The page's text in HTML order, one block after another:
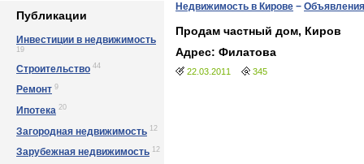
Публикации
Инвестиции в недвижимость
19
Строительство 44
Ремонт 9
Ипотека 20
Загородная недвижимость 12
Зарубежная недвижимость 12
Недвижимость в Кирове − Объявления
Продам частный дом, Киров
Адрес: Филатова
22.03.2011 345